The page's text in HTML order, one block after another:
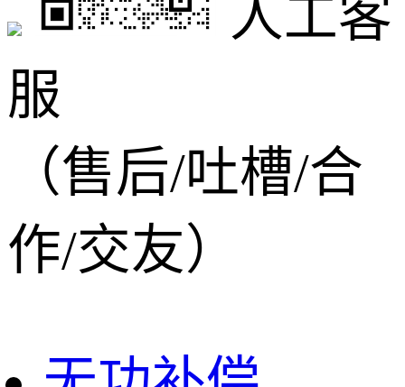
人工客
服
（售后/吐槽/合
作/交友）